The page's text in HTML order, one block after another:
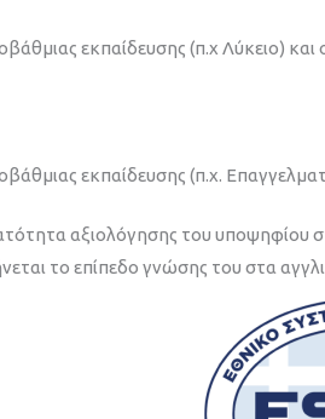
εκπαίδευσης (π.χ Λύκειο)
εκπαίδευσης (π.χ.
αξιολόγησης του υποψηφίου
το επίπεδο γνώσης του στα